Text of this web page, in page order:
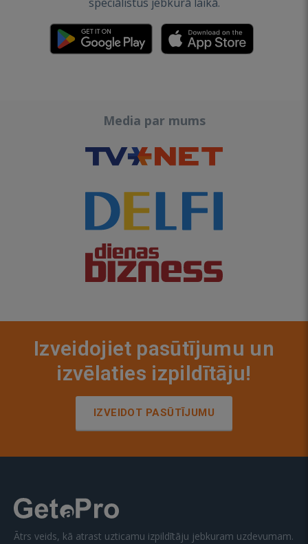
Media par mums
Izveidojiet pasūtījumu un
izvēlaties izpildītāju!
IZVEIDOT PASŪTĪJUMU
Ātrs veids, kā atrast uzticamu izpildītāju jebkuram uzdevumam.